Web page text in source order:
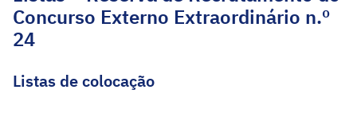
Concurso Externo Extraordinário n.º
24
Listas de colocação